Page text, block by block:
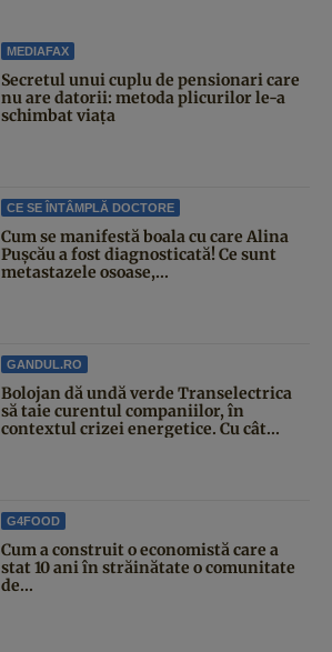
MEDIAFAX
Secretul unui cuplu de pensionari care
nu are datorii: metoda plicurilor le-a
schimbat viața
CE SE ÎNTÂMPLĂ DOCTORE
Cum se manifestă boala cu care Alina
Pușcău a fost diagnosticată! Ce sunt
metastazele osoase,...
GANDUL.RO
Bolojan dă undă verde Transelectrica
să taie curentul companiilor, în
contextul crizei energetice. Cu cât...
G4FOOD
Cum a construit o economistă care a
stat 10 ani în străinătate o comunitate
de...